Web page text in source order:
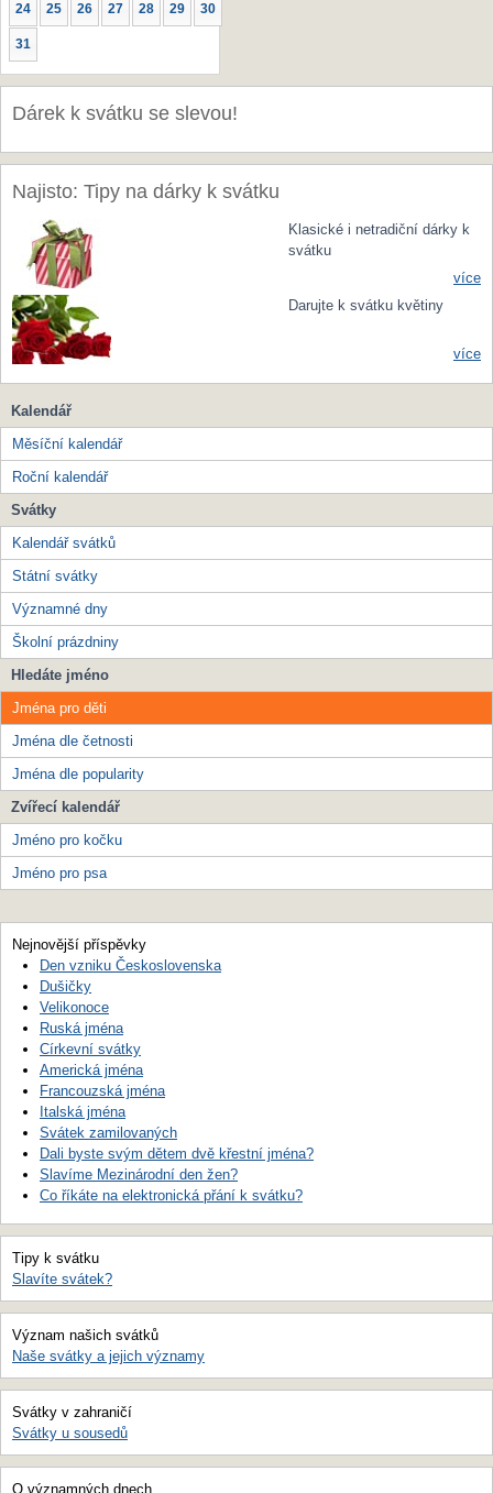
24 25 26 27 28 29 30
31
Dárek k svátku se slevou!
Najisto: Tipy na dárky k svátku
Klasické i netradiční dárky k
svátku
více
Darujte k svátku květiny
více
Kalendář
Měsíční kalendář
Roční kalendář
Svátky
Kalendář svátků
Státní svátky
Významné dny
Školní prázdniny
Hledáte jméno
Jména pro děti
Jména dle četnosti
Jména dle popularity
Zvířecí kalendář
Jméno pro kočku
Jméno pro psa
Nejnovější příspěvky
Den vzniku Československa
Dušičky
Velikonoce
Ruská jména
Církevní svátky
Americká jména
Francouzská jména
Italská jména
Svátek zamilovaných
Dali byste svým dětem dvě křestní jména?
Slavíme Mezinárodní den žen?
Co říkáte na elektronická přání k svátku?
Tipy k svátku
Slavíte svátek?
Význam našich svátků
Naše svátky a jejich významy
Svátky v zahraničí
Svátky u sousedů
O významných dnech